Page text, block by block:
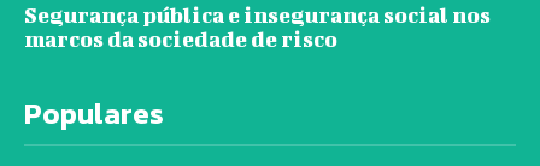
Segurança pública e insegurança social nos
marcos da sociedade de risco
Populares